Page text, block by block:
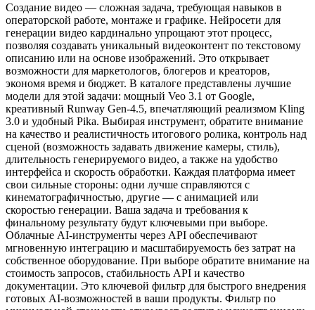
Создание видео — сложная задача, требующая навыков в
операторской работе, монтаже и графике. Нейросети для
генерации видео кардинально упрощают этот процесс,
позволяя создавать уникальный видеоконтент по текстовому
описанию или на основе изображений. Это открывает
возможности для маркетологов, блогеров и креаторов,
экономя время и бюджет. В каталоге представлены лучшие
модели для этой задачи: мощный Veo 3.1 от Google,
креативный Runway Gen-4.5, впечатляющий реализмом Kling
3.0 и удобный Pika. Выбирая инструмент, обратите внимание
на качество и реалистичность итогового ролика, контроль над
сценой (возможность задавать движение камеры, стиль),
длительность генерируемого видео, а также на удобство
интерфейса и скорость обработки. Каждая платформа имеет
свои сильные стороны: одни лучше справляются с
кинематографичностью, другие — с анимацией или
скоростью генерации. Ваша задача и требования к
финальному результату будут ключевыми при выборе.
Облачные AI-инструменты через API обеспечивают
мгновенную интеграцию и масштабируемость без затрат на
собственное оборудование. При выборе обратите внимание на
стоимость запросов, стабильность API и качество
документации. Это ключевой фильтр для быстрого внедрения
готовых AI-возможностей в ваши продукты. Фильтр по